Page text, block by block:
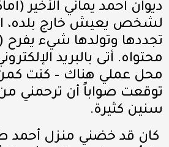
ديوان أحمد يماني الأخير
لشخص يعيش خارج بلده،
تجددها وتولدها شيء يفرح
محتواه. أتى بالبريد
محل عملي هناك – كنت كمن
توقعت صواباً أن ترحمني من
سنين كثيرة.
كان قد خضني منزل أحمد